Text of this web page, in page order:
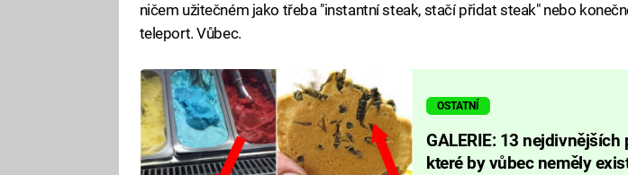
ničem užitečném jako třeba "instantní steak, stačí přidat steak" nebo
teleport. Vůbec.
OSTATNÍ
GALERIE: 13
které by vůbec neměly